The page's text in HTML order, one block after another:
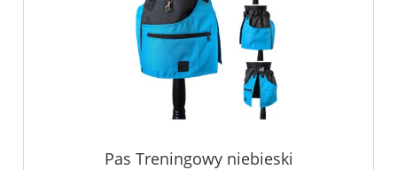
Pas Treningowy niebieski